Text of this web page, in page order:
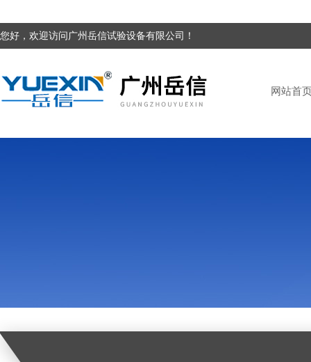
您好，欢迎访问广州岳信试验设备有限公司！
网站首